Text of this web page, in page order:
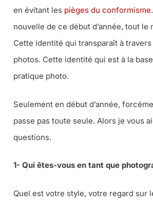
en évitant les pièges du conformisme
nouvelle de ce début d’année, tout le
Cette identité qui transparaît à
photos. Cette identité qui est à la
pratique photo.
Seulement en début d’année,
passe pas toute seule. Alors je vous
questions.
1- Qui êtes-vous en tant que
Quel est votre style, votre regard sur